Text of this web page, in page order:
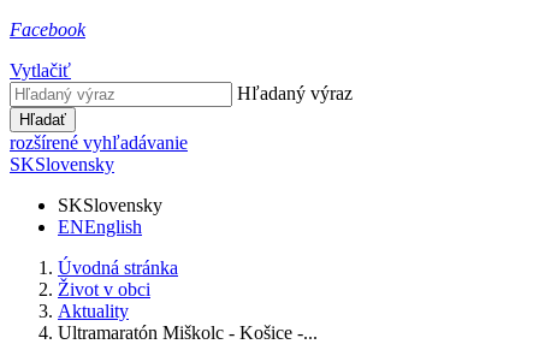
Facebook
Vytlačiť
Hľadaný výraz
Hľadať
rozšírené vyhľadávanie
SKSlovensky
SKSlovensky
ENEnglish
Úvodná stránka
Život v obci
Aktuality
Ultramaratón Miškolc - Košice -...